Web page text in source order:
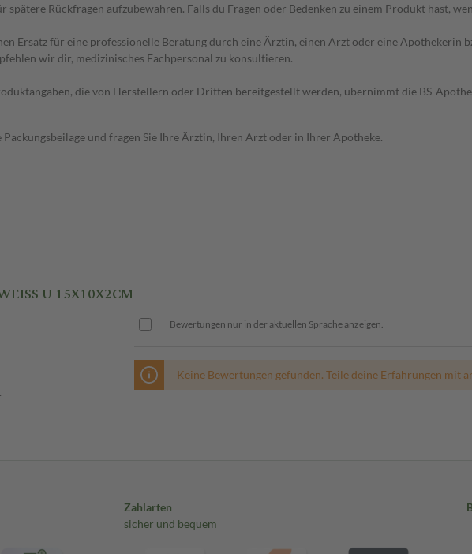
spätere Rückfragen aufzubewahren. Falls du Fragen oder Bedenken zu einem Produkt hast,
Ersatz für eine professionelle Beratung durch eine Ärztin, einen Arzt oder eine Apothekerin
wir dir, medizinisches Fachpersonal zu konsultieren.
die von Herstellern oder Dritten bereitgestellt werden, übernimmt die BS-
und fragen Sie Ihre Ärztin, Ihren Arzt oder in Ihrer Apotheke.
U 15X10X2CM
Bewertungen nur in der aktuellen Sprache anzeigen.
Keine Bewertungen gefunden. Teile deine Erfahrungen mit
Zahlarten
sicher und bequem